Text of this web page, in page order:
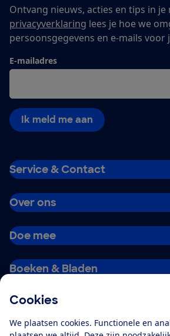
Cookies
We plaatsen cookies. Functionele en
Ontvang nieuws, acties en tips in je
privacyverklaring lees je hoe we
persoonsgegevens en e-mails voor
E-mailadres
Ik meld me aan
Service & Contact
Over ons
Doe mee
Boeken & Bladen